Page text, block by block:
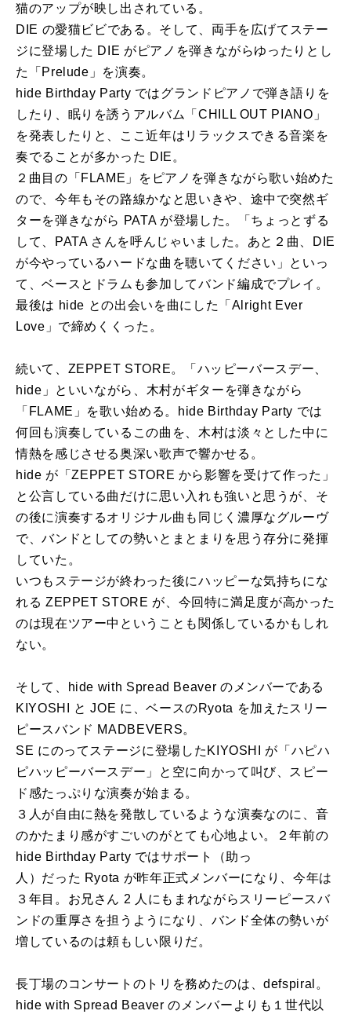
猫のアップが映し出されている。
DIE の愛猫ビビである。そして、両手を広げてステー
ジに登場した DIE がピアノを弾きながらゆったりとし
た「Prelude」を演奏。
hide Birthday Party ではグランドピアノで弾き語りを
したり、眠りを誘うアルバム「CHILL OUT PIANO」
を発表したりと、ここ近年はリラックスできる音楽を
奏でることが多かった DIE。
２曲目の「FLAME」をピアノを弾きながら歌い始めた
ので、今年もその路線かなと思いきや、途中で突然ギ
ターを弾きながら PATA が登場した。「ちょっとずる
して、PATA さんを呼んじゃいました。あと２曲、DIE
が今やっているハードな曲を聴いてください」といっ
て、ベースとドラムも参加してバンド編成でプレイ。
最後は hide との出会いを曲にした「Alright Ever
Love」で締めくくった。
続いて、ZEPPET STORE。「ハッピーバースデー、
hide」といいながら、木村がギターを弾きながら
「FLAME」を歌い始める。hide Birthday Party では
何回も演奏しているこの曲を、木村は淡々とした中に
情熱を感じさせる奥深い歌声で響かせる。
hide が「ZEPPET STORE から影響を受けて作った」
と公言している曲だけに思い入れも強いと思うが、そ
の後に演奏するオリジナル曲も同じく濃厚なグルーヴ
で、バンドとしての勢いとまとまりを思う存分に発揮
していた。
いつもステージが終わった後にハッピーな気持ちにな
れる ZEPPET STORE が、今回特に満足度が高かった
のは現在ツアー中ということも関係しているかもしれ
ない。
そして、hide with Spread Beaver のメンバーである
KIYOSHI と JOE に、ベースのRyota を加えたスリー
ピースバンド MADBEVERS。
SE にのってステージに登場したKIYOSHI が「ハピハ
ピハッピーバースデー」と空に向かって叫び、スピー
ド感たっぷりな演奏が始まる。
３人が自由に熱を発散しているような演奏なのに、音
のかたまり感がすごいのがとても心地よい。２年前の
hide Birthday Party ではサポート（助っ
人）だった Ryota が昨年正式メンバーになり、今年は
３年目。お兄さん 2 人にもまれながらスリーピースバ
ンドの重厚さを担うようになり、バンド全体の勢いが
増しているのは頼もしい限りだ。
長丁場のコンサートのトリを務めたのは、defspiral。
hide with Spread Beaver のメンバーよりも１世代以